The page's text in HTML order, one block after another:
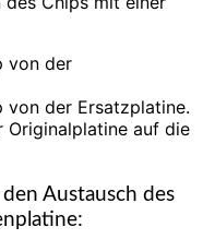
von der
von der Ersatzplatine.
Originalplatine auf die
Austausch des